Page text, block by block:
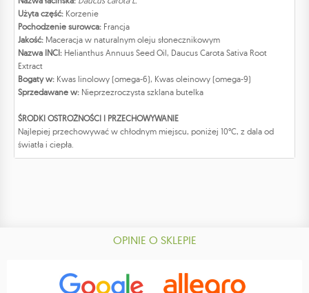
Użyta część: Korzenie
Pochodzenie surowca: Francja
Jakość: Maceracja w naturalnym oleju słonecznikowym
Nazwa INCI: Helianthus Annuus Seed Oil, Daucus Carota Sativa Root
Extract
Bogaty w: Kwas linolowy (omega-6), Kwas oleinowy (omega-9)
Sprzedawane w: Nieprzezroczysta szklana butelka
ŚRODKI OSTROŻNOŚCI I PRZECHOWYWANIE
Najlepiej przechowywać w chłodnym miejscu, poniżej 10°C, z dala od
światła i ciepła.
OPINIE O SKLEPIE